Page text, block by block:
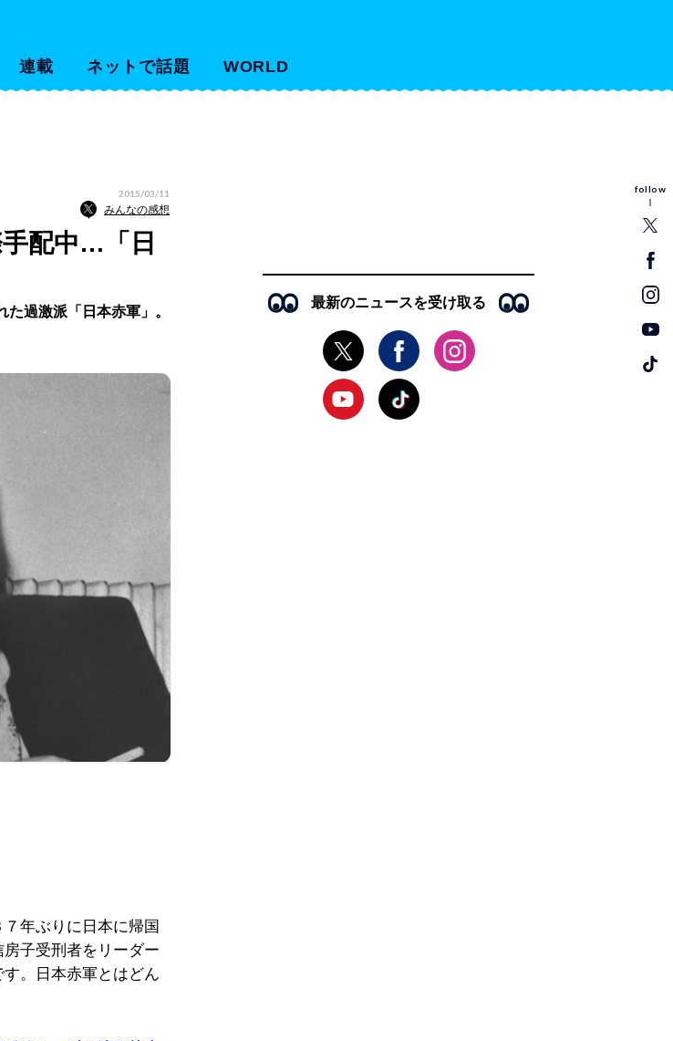
連載 ネットで話題 WORLD
follow
2015/03/11
みんなの感想
配中…「日
過激派「日本赤軍」。
年ぶりに日本に帰国
子受刑者をリーダー
。日本赤軍とはどん
最新のニュースを受け取る